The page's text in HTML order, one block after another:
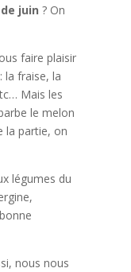
juin ? On
faire plaisir
la fraise, la
Mais les
le melon
la partie, on
légumes du
nous nous